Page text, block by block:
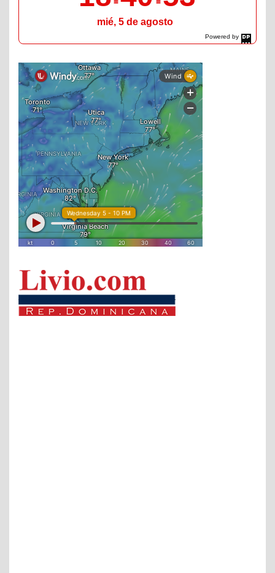
Powered by
DaysPedia.com
mié, 5 de agosto